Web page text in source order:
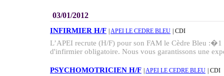
03/01/2012
INFIRMIER H/F APEI LE CEDRE BLEU | CDI
L’APEI recrute (H/F) pour son FAM le Cèdre Bleu
d'infirmier obligatoire. Nous vous garantissons une
PSYCHOMOTRICIEN H/F APEI LE CEDRE BLEU | CDI